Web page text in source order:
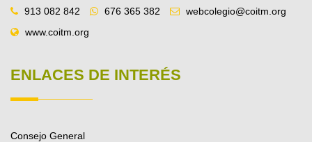
913 082 842
676 365 382
webcolegio@coitm.org
www.coitm.org
ENLACES DE INTERÉS
Consejo General